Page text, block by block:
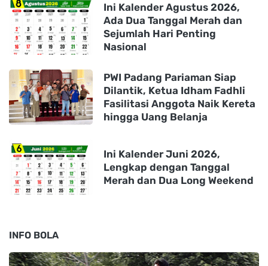
Ini Kalender Agustus 2026,
Ada Dua Tanggal Merah dan
Sejumlah Hari Penting
Nasional
PWI Padang Pariaman Siap
Dilantik, Ketua Idham Fadhli
Fasilitasi Anggota Naik Kereta
hingga Uang Belanja
Ini Kalender Juni 2026,
Lengkap dengan Tanggal
Merah dan Dua Long Weekend
INFO BOLA